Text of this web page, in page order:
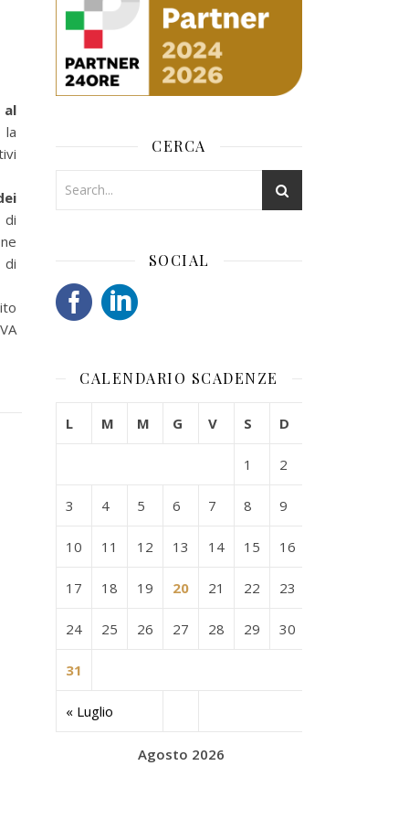
al
di
di
CERCA
SOCIAL
CALENDARIO SCADENZE
Agosto 2026
L M M G V S D
« Luglio
1 2
3 4 5 6 7 8 9
10 11 12 13 14 15 16
17 18 19 20 21 22 23
24 25 26 27 28 29 30
31